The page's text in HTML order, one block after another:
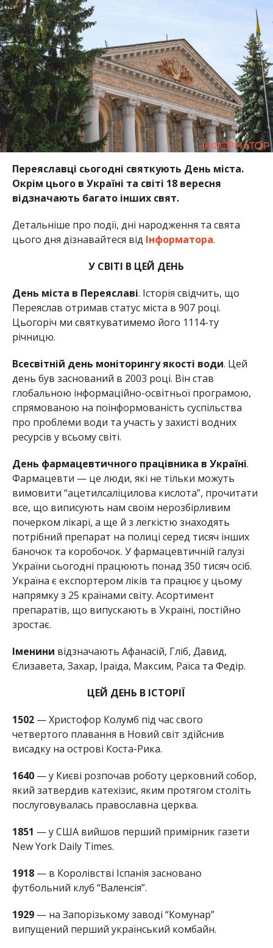
Переяславці сьогодні святкують День міста.
Окрім цього в Україні та світі 18 вересня
відзначають багато інших свят.
Детальніше про події, дні народження та свята
цього дня дізнавайтеся від Інформатора.
У СВІТІ В ЦЕЙ ДЕНЬ
День міста в Переяславі. Історія свідчить, що
Переяслав отримав статус міста в 907 році.
Цьогоріч ми святкуватимемо його 1114-ту
річницю.
Всесвітній день моніторингу якості води. Цей
день був заснований в 2003 році. Він став
глобальною інформаційно-освітньої програмою,
спрямованою на поінформованість суспільства
про проблеми води та участь у захисті водних
ресурсів у всьому світі.
День фармацевтичного працівника в Україні.
Фармацевти — це люди, які не тільки можуть
вимовити “ацетилсаліцилова кислота”, прочитати
все, що виписують нам своїм нерозбірливим
почерком лікарі, а ще й з легкістю знаходять
потрібний препарат на полиці серед тисяч інших
баночок та коробочок. У фармацевтичній галузі
України сьогодні працюють понад 350 тисяч осіб.
Україна є експортером ліків та працює у цьому
напрямку з 25 країнами світу. Асортимент
препаратів, що випускають в Україні, постійно
зростає.
Іменини відзначають Афанасій, Гліб, Давид,
Єлизавета, Захар, Іраїда, Максим, Раїса та Федір.
ЦЕЙ ДЕНЬ В ІСТОРІЇ
1502— Христофор Колумб під час свого
четвертого плавання в Новий світ здійснив
висадку на острові Коста-Рика.
1640— у Києві розпочав роботу церковний собор,
який затвердив катехізис, яким протягом століть
послуговувалась православна церква.
1851 — у США вийшов перший примірник газети
New York Daily Times.
1918— в Королівстві Іспанія засновано
футбольний клуб “Валенсія”.
1929— на Запорізькому заводі “Комунар”
випущений перший український комбайн.